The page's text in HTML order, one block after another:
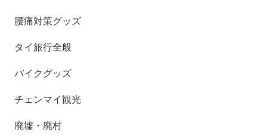
腰痛対策グッズ
タイ旅行全般
バイクグッズ
チェンマイ観光
廃墟・廃村